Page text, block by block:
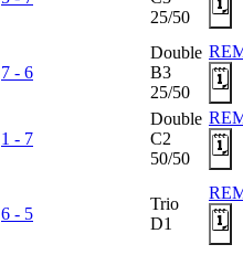
25/50
7 - 6
Double
B3
25/50
🗓️
1 - 7
Double
C2
50/50
🗓️
6 - 5
Trio
D1
🗓️